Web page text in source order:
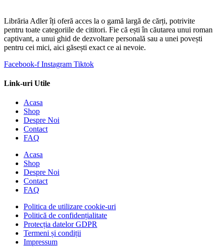
Librăria Adler îți oferă acces la o gamă largă de cărți, potrivite
pentru toate categoriile de cititori. Fie că ești în căutarea unui roman
captivant, a unui ghid de dezvoltare personală sau a unei povești
pentru cei mici, aici găsești exact ce ai nevoie.
Facebook-f Instagram Tiktok
Link-uri Utile
Acasa
Shop
Despre Noi
Contact
FAQ
Acasa
Shop
Despre Noi
Contact
FAQ
Politica de utilizare cookie-uri
Politică de confidențialitate
Protecția datelor GDPR
Termeni și condiții
Impressum